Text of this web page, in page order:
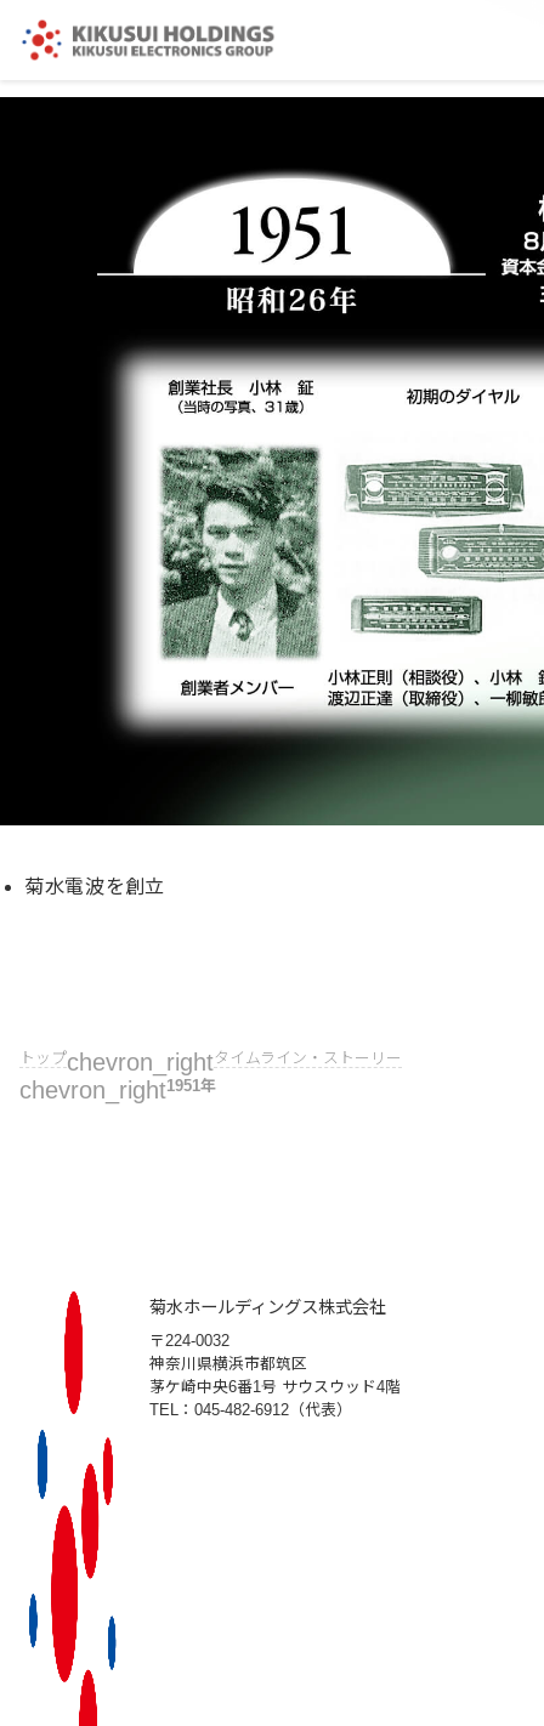
菊水電波を創立
トップchevron_rightタイムライン・ストーリー
chevron_right1951年
菊水ホールディングス株式会社
〒224-0032
神奈川県横浜市都筑区
茅ケ崎中央6番1号 サウスウッド4階
TEL：045-482-6912（代表）